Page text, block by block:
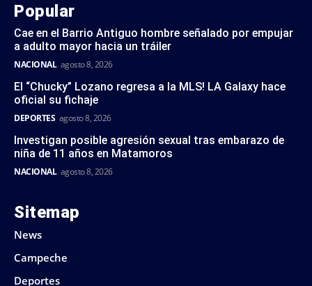
Popular
Cae en el Barrio Antiguo hombre señalado por empujar
a adulto mayor hacia un tráiler
NACIONAL agosto 8, 2026
El “Chucky” Lozano regresa a la MLS! LA Galaxy hace
oficial su fichaje
DEPORTES agosto 8, 2026
Investigan posible agresión sexual tras embarazo de
niña de 11 años en Matamoros
NACIONAL agosto 8, 2026
Sitemap
News
Campeche
Deportes